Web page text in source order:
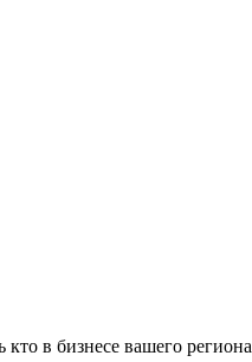
в бизнесе вашего региона